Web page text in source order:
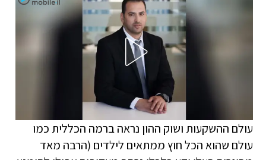
עולם ההשקעות ושוק ההון נראה ברמה הכללית כמו
עולם שהוא הכל חוץ ממתאים לילדים (הרבה מאד